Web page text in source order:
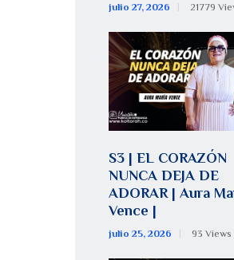
julio 27, 2026 21779
S3 | EL CORAZÓN
NUNCA DEJA DE
ADORAR | Aura
Vence |
julio 25, 2026 93 Views